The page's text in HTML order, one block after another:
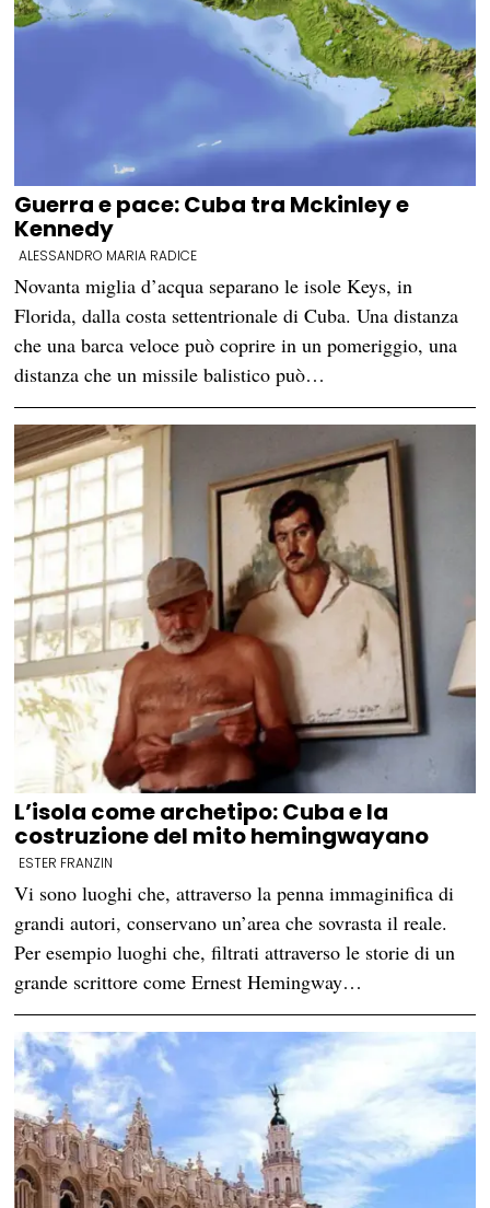
Guerra e pace: Cuba tra Mckinley e
Kennedy
ALESSANDRO MARIA RADICE
Novanta miglia d’acqua separano le isole Keys, in
Florida, dalla costa settentrionale di Cuba. Una distanza
che una barca veloce può coprire in un pomeriggio, una
distanza che un missile balistico può…
L’isola come archetipo: Cuba e la
costruzione del mito hemingwayano
ESTER FRANZIN
Vi sono luoghi che, attraverso la penna immaginifica di
grandi autori, conservano un’area che sovrasta il reale.
Per esempio luoghi che, filtrati attraverso le storie di un
grande scrittore come Ernest Hemingway…